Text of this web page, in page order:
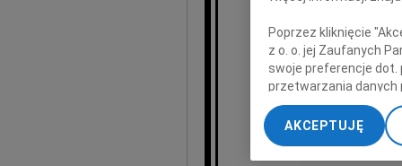
nasz
Poprzez kliknięcie
z o. o. jej Zaufanych
swoje preferencje dot.
przetwarzania danych
„Ustawienia
My, nasi Zaufani
dokładnych danych
AKCEPTUJĘ